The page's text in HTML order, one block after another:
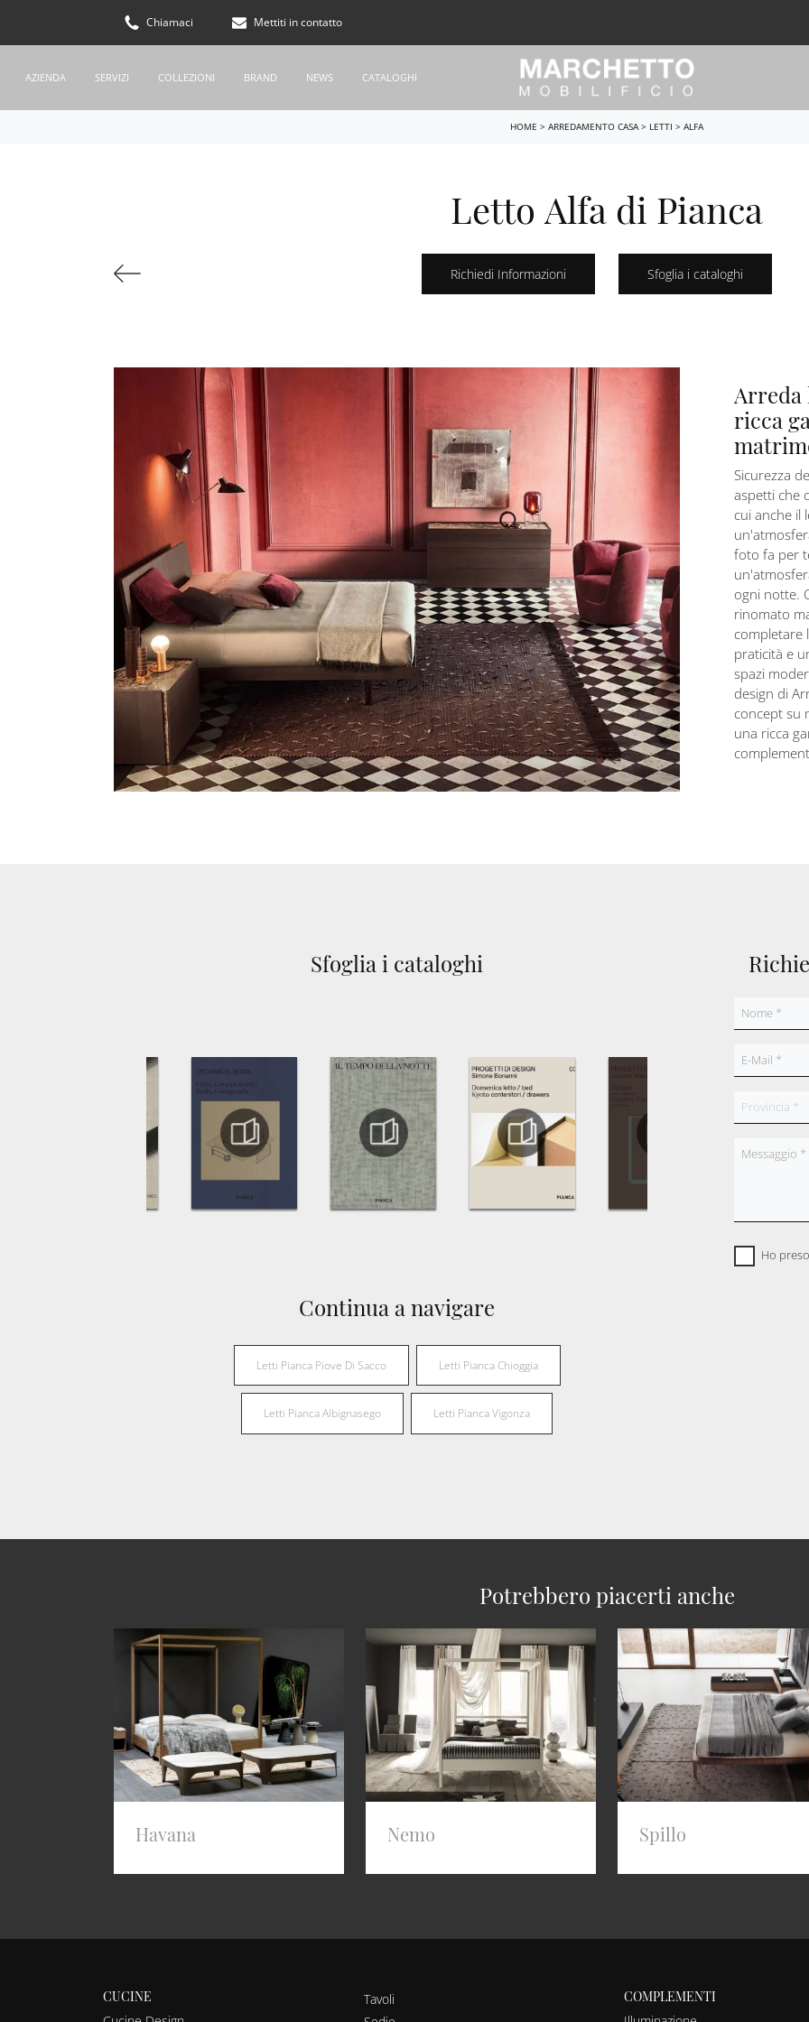
Chiamaci Mettiti in contatto
AZIENDA SERVIZI COLLEZIONI BRAND NEWS CATALOGHI
HOME > ARREDAMENTO CASA> LETTI > ALFA
Letto Alfa di Pianca
Richiedi Informazioni Sfoglia i cataloghi
Arreda
ricca
Sicurezza
aspetti che
cui anche il
foto fa per
ogni notte.
rinomato
completare
praticità e
spazi
design di
concept su
una ricca
Sfoglia i cataloghi
Continua a navigare
Letti Pianca Piove Di Sacco Letti Pianca Chioggia
Letti Pianca Albignasego Letti Pianca Vigonza
Ho
Potrebbero piacerti anche
Havana Nemo Spillo
CUCINE
Tavoli
COMPLEMENTI